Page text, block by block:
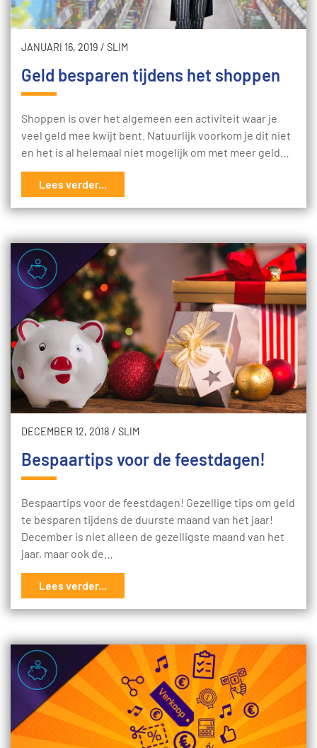
JANUARI 16, 2019 / SLIM
Geld besparen tijdens het shoppen
Shoppen is over het algemeen een activiteit waar je
veel geld mee kwijt bent. Natuurlijk voorkom je dit niet
en het is al helemaal niet mogelijk om met meer geld…
Lees verder...
DECEMBER 12, 2018 / SLIM
Bespaartips voor de feestdagen!
Bespaartips voor de feestdagen! Gezellige tips om geld
te besparen tijdens de duurste maand van het jaar!
December is niet alleen de gezelligste maand van het
jaar, maar ook de…
Lees verder...